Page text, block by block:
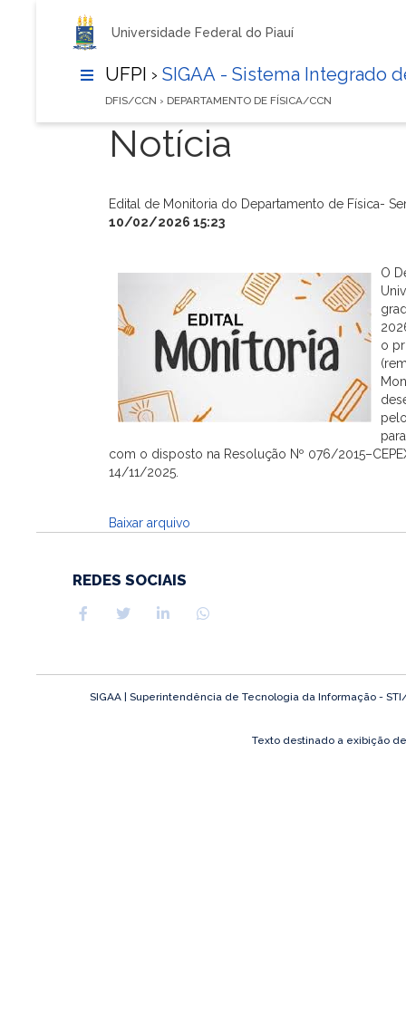
Universidade Federal do Piauí
UFPI › SIGAA - Sistema Integrado
DFIS/CCN › DEPARTAMENTO DE FÍSICA/CCN
Notícia
Edital de Monitoria do Departamento de Física-
10/02/2026 15:23
O
o
com o disposto na Resolução Nº 076/
14/11/2025.
Baixar arquivo
REDES SOCIAIS
SIGAA | Superintendência de Tecnologia da Informação -
Texto destinado a exibição